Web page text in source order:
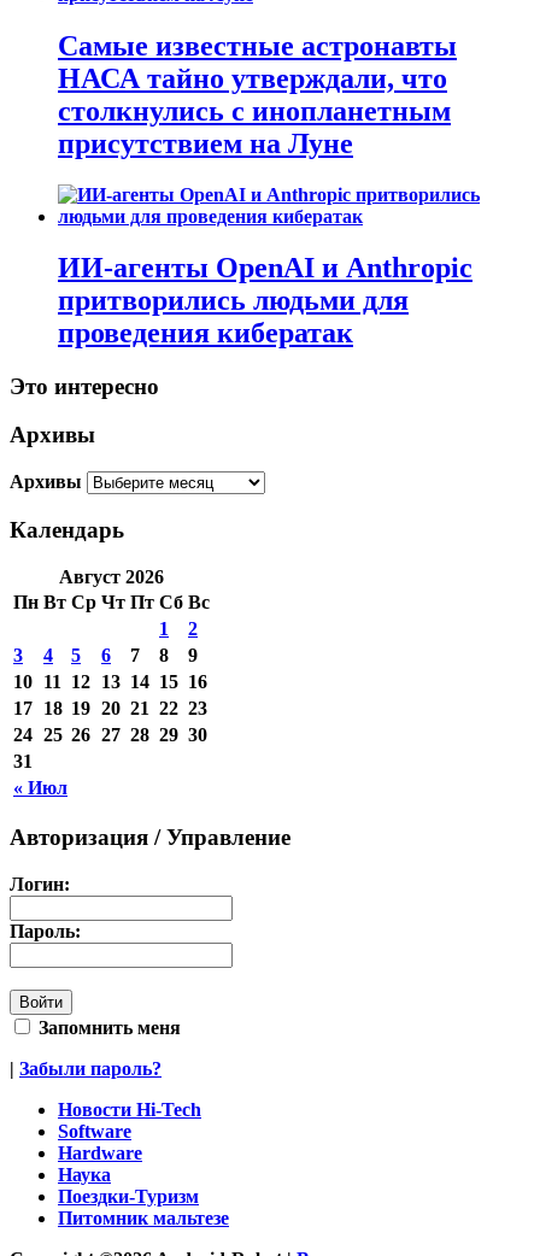
Самые известные астронавты
НАСА тайно утверждали, что
столкнулись с инопланетным
присутствием на Луне
ИИ-агенты OpenAI и Anthropic
притворились людьми для
проведения кибератак
Это интересно
Архивы
Архивы
Календарь
Август 2026
Пн Вт Ср Чт Пт Сб Вс
« Июл
1
2
3
4 5 6 7 8
9
10 11 12 13 14 15 16
17 18 19 20 21 22 23
24 25 26 27 28 29 30
31
Авторизация / Управление
Логин:
Пароль:
Запомнить меня
| Забыли пароль?
Новости Hi-Tech
Software
Hardware
Наука
Поездки-Туризм
Питомник мальтезе